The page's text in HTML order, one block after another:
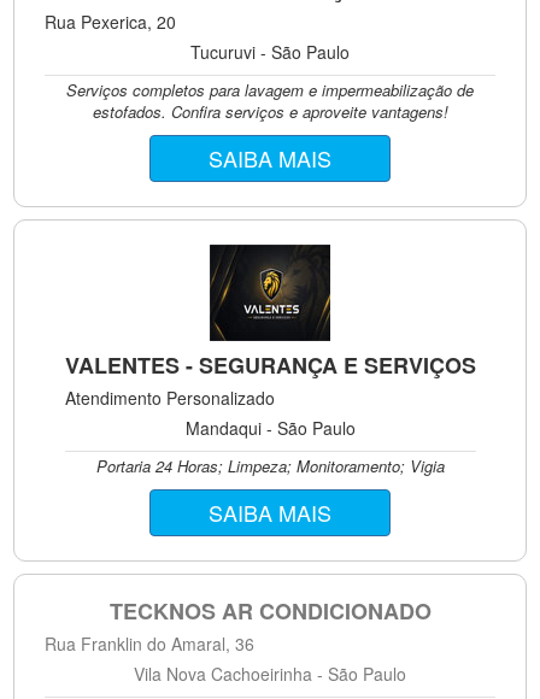
Rua Pexerica, 20
Tucuruvi - São Paulo
Serviços completos para lavagem e impermeabilização de
estofados. Confira serviços e aproveite vantagens!
SAIBA MAIS
VALENTES - SEGURANÇA E SERVIÇOS
Atendimento Personalizado
Mandaqui - São Paulo
Portaria 24 Horas; Limpeza; Monitoramento; Vigia
SAIBA MAIS
TECKNOS AR CONDICIONADO
Rua Franklin do Amaral, 36
Vila Nova Cachoeirinha - São Paulo